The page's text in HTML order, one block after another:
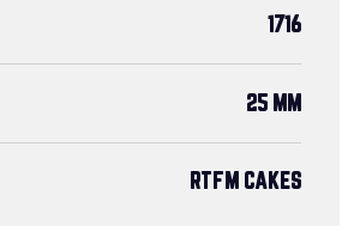
1716
25 MM
RTFM CAKES